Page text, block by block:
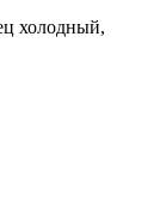
холодный,